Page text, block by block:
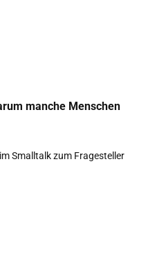
manche Menschen